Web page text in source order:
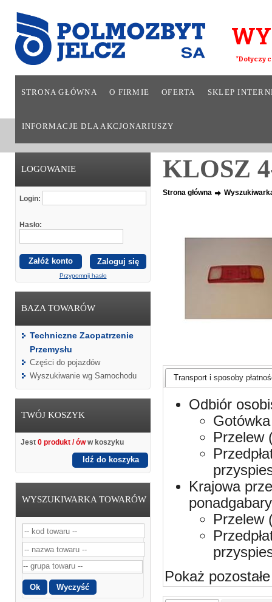
*Dotyczy
STRONA GŁÓWNA O FIRMIE OFERTA SKLEP
INFORMACJE DLA AKCJONARIUSZY
LOGOWANIE
Login:
Hasło:
Załóż konto
Przypomnij hasło
BAZA TOWARÓW
Techniczne Zaopatrzenie
Przemysłu
Części do pojazdów
Wyszukiwanie wg Samochodu
TWÓJ KOSZYK
Jest 0 produkt / óww koszyku
Idź do koszyka
WYSZUKIWARKA TOWARÓW
KLOSZ
Strona główna
Transport i sposoby
Odbiór
Przelew
Krajowa
Przelew
Pokaż pozostałe